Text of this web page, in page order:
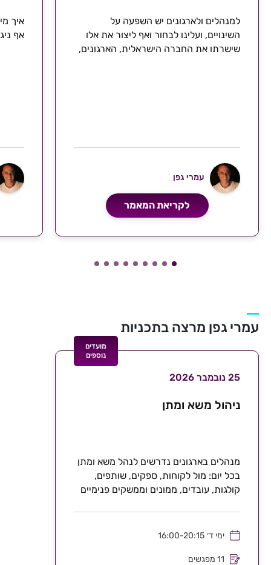
למנהלים ולארגונים יש השפעה על
השינויים, ועלינו לבחור ואף ליצור את אלו
שישרתו את החברה הישראלית, הארגונים,
עמרי גפן
לקריאת המאמר
איך
אף
עמרי גפן מרצה בתכניות
מועדים
נוספים
25 נובמבר 2026
ניהול משא ומתן
מנהלים בארגונים נדרשים לנהל משא ומתן
בכל יום: מול לקוחות, ספקים, שותפים,
קולגות, עובדים, ממונים וממשקים פנימיים
ימי ד׳ 16:00-20:15
11 מפגשים